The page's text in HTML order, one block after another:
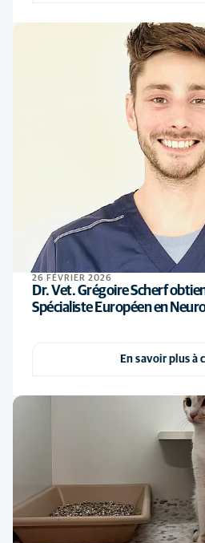
26 FÉVRIER 2026
Dr. Vet. Grégoire Scherf
Spécialiste Européen en
En savoir plus à